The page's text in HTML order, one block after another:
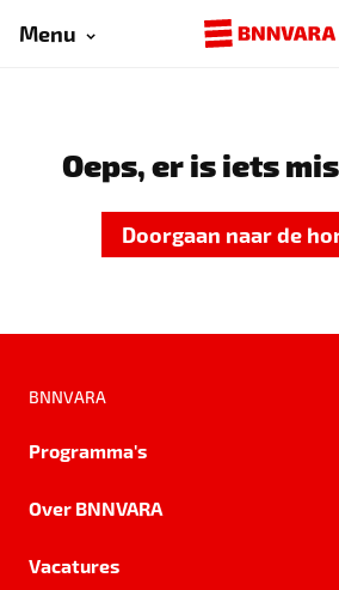
Menu
Oeps, er is iets
Doorgaan naar de
BNNVARA
Programma's
Over BNNVARA
Vacatures